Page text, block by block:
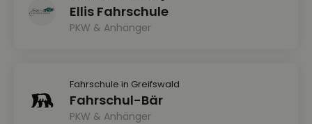
Ellis Fahrschule
PKW & Anhänger
Fahrschule in Greifswald
Fahrschul-Bär
PKW & Anhänger